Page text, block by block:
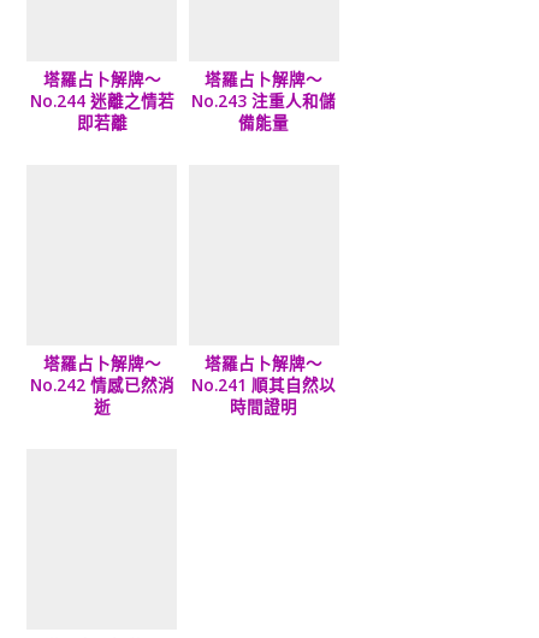
塔羅占卜解牌～
No.244 迷離之情若
即若離
塔羅占卜解牌～
No.243 注重人和儲
備能量
塔羅占卜解牌～
No.242 情感已然消
逝
塔羅占卜解牌～
No.241 順其自然以
時間證明